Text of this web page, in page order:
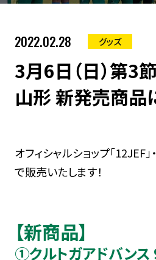
2022.02.28 グッズ
3月6日（日）第3
山形 新発売商品
オフィシャルショップ「12JEF
で販売いたします！
【新商品】
①クルトガアドバンス